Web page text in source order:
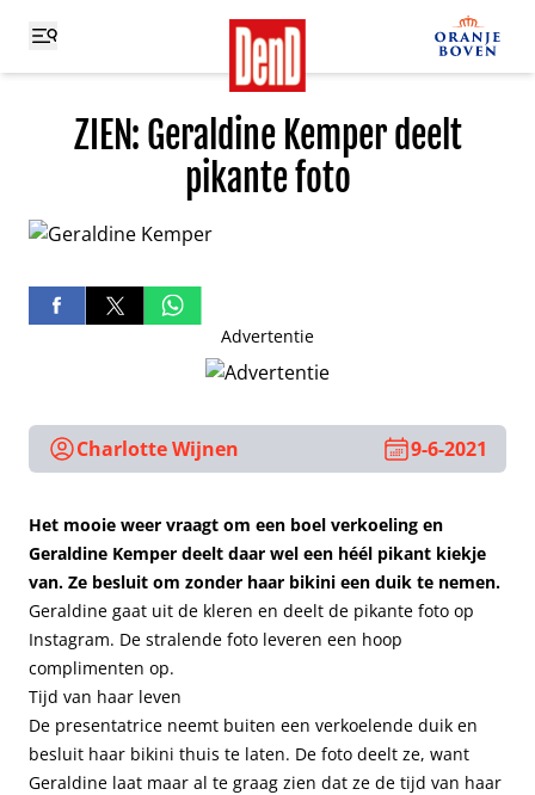
ZIEN: Geraldine Kemper deelt
pikante foto
Advertentie
Charlotte Wijnen 9-6-2021
Het mooie weer vraagt om een boel verkoeling en
Geraldine Kemper deelt daar wel een héél pikant kiekje
van. Ze besluit om zonder haar bikini een duik te nemen.
Geraldine gaat uit de kleren en deelt de pikante foto op
Instagram. De stralende foto leveren een hoop
complimenten op.
Tijd van haar leven
De presentatrice neemt buiten een verkoelende duik en
besluit haar bikini thuis te laten. De foto deelt ze, want
Geraldine laat maar al te graag zien dat ze de tijd van haar